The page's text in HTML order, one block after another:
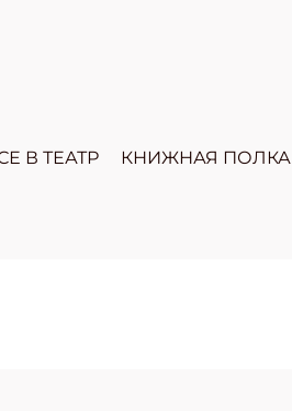
В ТЕАТР КНИЖНАЯ ПОЛКА